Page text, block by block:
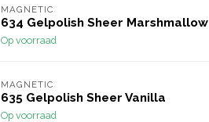
MAGNETIC
634 Gelpolish Sheer Marshmallow
Op voorraad
MAGNETIC
635 Gelpolish Sheer Vanilla
Op voorraad